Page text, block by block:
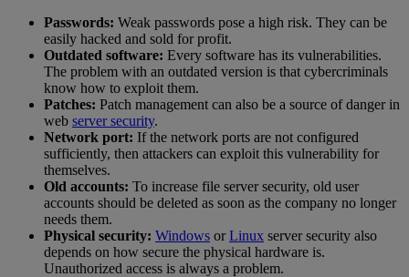
Passwords: Weak passwords pose a high risk. They can be
easily hacked and sold for profit.
Outdated software: Every software has its vulnerabilities.
The problem with an outdated version is that cybercriminals
know how to exploit them.
Patches: Patch management can also be a source of danger in
web server security.
Network port: If the network ports are not configured
sufficiently, then attackers can exploit this vulnerability for
themselves.
Old accounts: To increase file server security, old user
accounts should be deleted as soon as the company no longer
needs them.
Physical security: Windows orLinux server security also
depends on how secure the physical hardware is.
Unauthorized access is always a problem.